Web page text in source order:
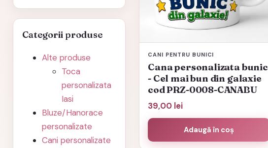
Categorii produse
Alte produse
Toca
personalizata
Iasi
Bluze/Hanorace
personalizate
Cani personalizate
CANI PENTRU BUNICI
Cana personalizata bunic
- Cel mai bun din galaxie
cod PRZ-0008-CANABU
39,00 lei
Adaugă în coș